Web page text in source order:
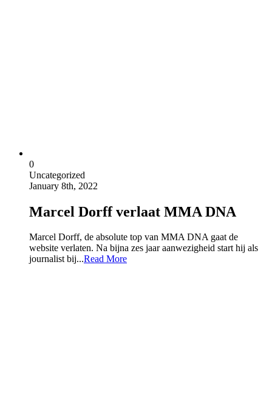
0
Uncategorized
January 8th, 2022
Marcel Dorff verlaat MMA DNA
Marcel Dorff, de absolute top van MMA DNA gaat de
website verlaten. Na bijna zes jaar aanwezigheid start hij als
journalist bij...Read More